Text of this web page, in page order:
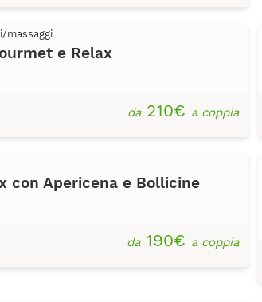
massaggi
e Relax
da210€ a coppia
con Apericena e Bollicine
da190€ a coppia